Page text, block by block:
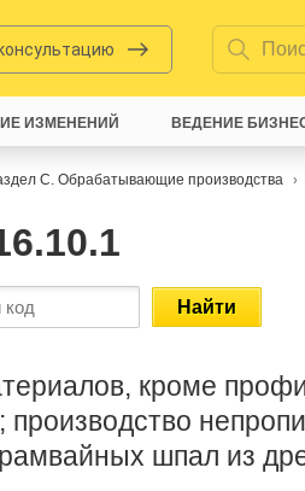
C. Обрабатывающие производства
Найти
кроме
шпал из
ИЗМЕНЕНИЙ ВЕДЕНИЕ